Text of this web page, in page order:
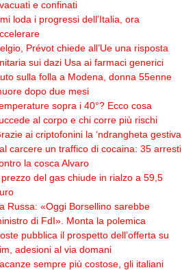
e confinati
loda i progressi dell’Italia, ora
Prévot chiede all’Ue una risposta
sui dazi Usa ai farmaci generici
sulla folla a Modena, donna 55enne
dopo due mesi
sopra i 40°? Ecco cosa
al corpo e chi corre più rischi
ai criptofonini la ‘ndrangheta gestiva
carcere un traffico di cocaina: 35 arresti
la cosca Alvaro
prezzo del gas chiude in rialzo a 59,5
Russa: «Oggi Borsellino sarebbe
di FdI». Monta la polemica
pubblica il prospetto dell’offerta su
adesioni al via domani
sempre più costose, gli italiani